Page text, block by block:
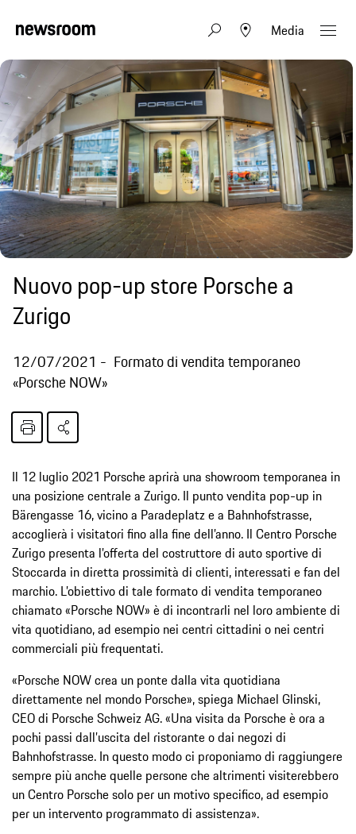
Media
Nuovo pop-up store Porsche a
Zurigo
12/07/2021
Formato di vendita temporaneo
«Porsche NOW»
Il 12 luglio 2021 Porsche aprirà una showroom temporanea in
una posizione centrale a Zurigo. Il punto vendita pop-up in
Bärengasse 16, vicino a Paradeplatz e a Bahnhofstrasse,
accoglierà i visitatori fino alla fine dell’anno. Il Centro Porsche
Zurigo presenta l’offerta del costruttore di auto sportive di
Stoccarda in diretta prossimità di clienti, interessati e fan del
marchio. L’obiettivo di tale formato di vendita temporaneo
chiamato «Porsche NOW» è di incontrarli nel loro ambiente di
vita quotidiano, ad esempio nei centri cittadini o nei centri
commerciali più frequentati.
«Porsche NOW crea un ponte dalla vita quotidiana
direttamente nel mondo Porsche», spiega Michael Glinski,
CEO di Porsche Schweiz AG. «Una visita da Porsche è ora a
pochi passi dall’uscita del ristorante o dai negozi di
Bahnhofstrasse. In questo modo ci proponiamo di raggiungere
sempre più anche quelle persone che altrimenti visiterebbero
un Centro Porsche solo per un motivo specifico, ad esempio
per un intervento programmato di assistenza».